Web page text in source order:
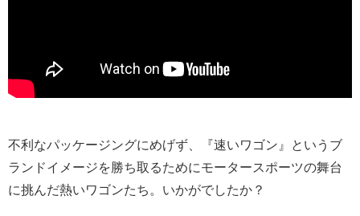
不利なパッケージングにめげず、『速いワゴン』というブ
ランドイメージを勝ち取るためにモータースポーツの舞台
に挑んだ熱いワゴンたち。いかがでしたか？